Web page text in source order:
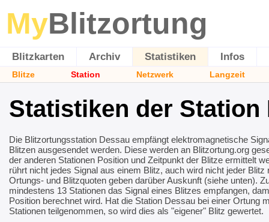
MyBlitzortung
Blitzkarten Archiv Statistiken Infos
Blitze Station Netzwerk Langzeit
Statistiken der Station
Die Blitzortungsstation Dessau empfängt elektromagnetische
Blitzen ausgesendet werden. Diese werden an Blitzortung.org
der anderen Stationen Position und Zeitpunkt der Blitze ermittelt
rührt nicht jedes Signal aus einem Blitz, auch wird nicht jeder Blitz
Ortungs- und Blitzquoten geben darüber Auskunft (siehe unten).
mindestens 13 Stationen das Signal eines Blitzes empfangen,
Position berechnet wird. Hat die Station Dessau bei einer Ortung
Stationen teilgenommen, so wird dies als "eigener" Blitz gewertet.